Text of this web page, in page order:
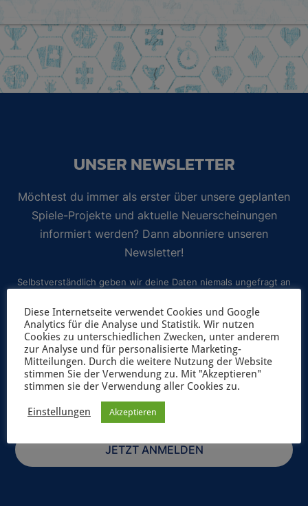
UNSER NEWSLETTER
Möchtest du immer als erster über unsere geplanten
Spiele-Projekte und aktuelle Neuerscheinungen
informiert werden? Dann abonniere unseren
Newsletter!
Selbstverständlich geben wir deine Daten niemals ungefragt an
findest du in unserer
Datenschutzerklärung.
JETZT ANMELDEN
Diese Internetseite verwendet Cookies und Google
Analytics für die Analyse und Statistik. Wir nutzen
Cookies zu unterschiedlichen Zwecken, unter anderem
zur Analyse und für personalisierte Marketing-
Mitteilungen. Durch die weitere Nutzung der Website
stimmen Sie der Verwendung zu. Mit "Akzeptieren"
stimmen sie der Verwendung aller Cookies zu.
Einstellungen Akzeptieren